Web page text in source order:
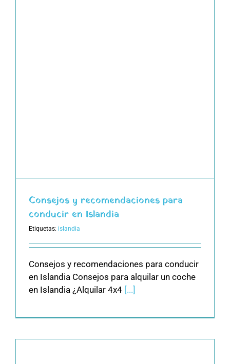
Consejos y recomendaciones para
conducir en Islandia
Etiquetas: islandia
Consejos y recomendaciones para conducir
en Islandia Consejos para alquilar un coche
en Islandia ¿Alquilar 4x4 [...]